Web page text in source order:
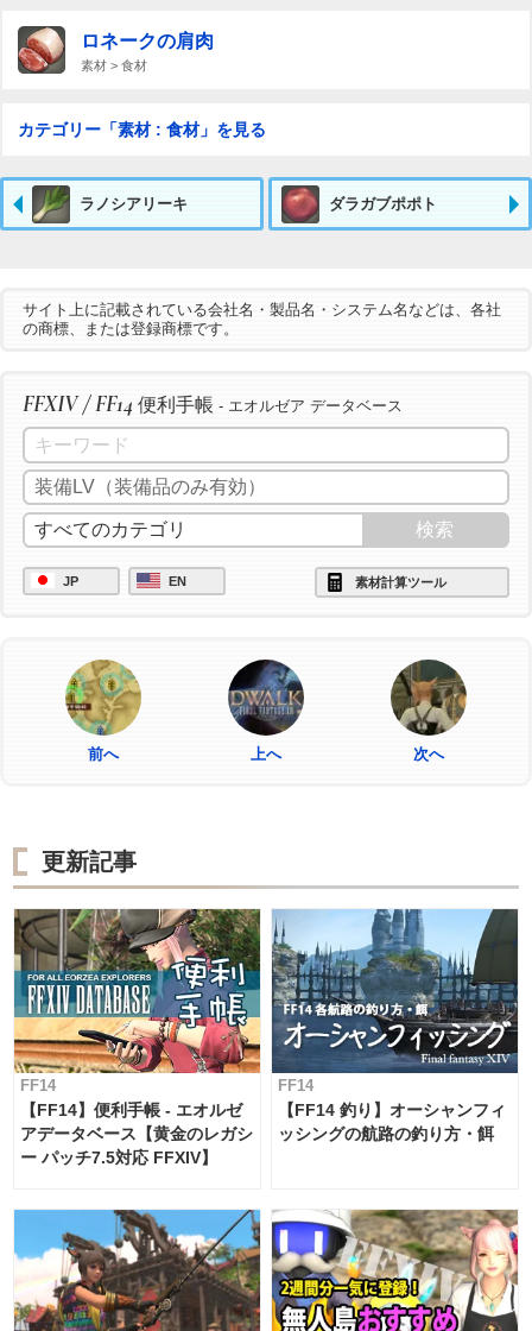
ロネークの肩肉
素材 > 食材
カテゴリー「素材 : 食材」を見る
ラノシアリーキ ダラガブポポト
サイト上に記載されている会社名・製品名・システム名などは、各社
の商標、または登録商標です。
FFXIV / FF14 便利手帳 - エオルゼア データベース
JP EN 素材計算ツール
前へ 上へ 次へ
更新記事
FF14
【FF14】便利手帳 - エオルゼ
アデータベース【黄金のレガシ
ー パッチ7.5対応 FFXIV】
FF14
【FF14 釣り】オーシャンフィ
ッシングの航路の釣り方・餌